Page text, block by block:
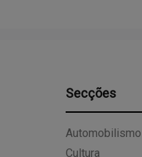
Secções
Automobilismo
Cultura